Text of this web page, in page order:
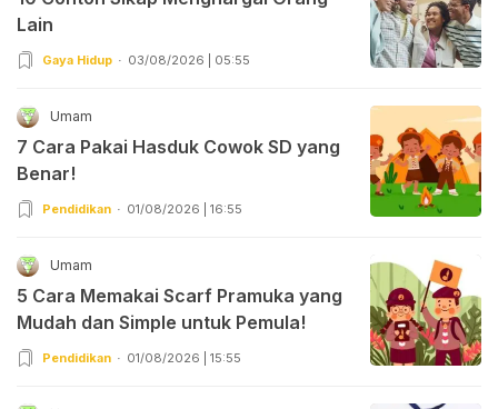
Lain
Gaya Hidup 03/08/2026 | 05:55
Umam
7 Cara Pakai Hasduk Cowok SD yang
Benar!
Pendidikan 01/08/2026 | 16:55
Umam
5 Cara Memakai Scarf Pramuka yang
Mudah dan Simple untuk Pemula!
Pendidikan 01/08/2026 | 15:55